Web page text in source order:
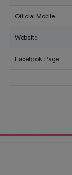
Official Mobile
Website
Facebook Page